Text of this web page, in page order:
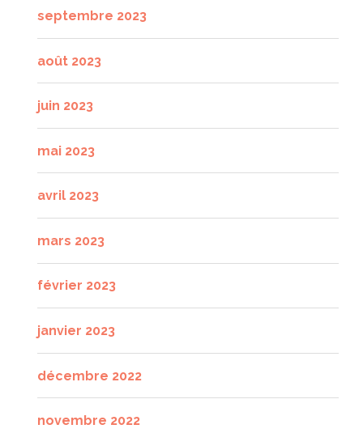
septembre 2023
août 2023
juin 2023
mai 2023
avril 2023
mars 2023
février 2023
janvier 2023
décembre 2022
novembre 2022